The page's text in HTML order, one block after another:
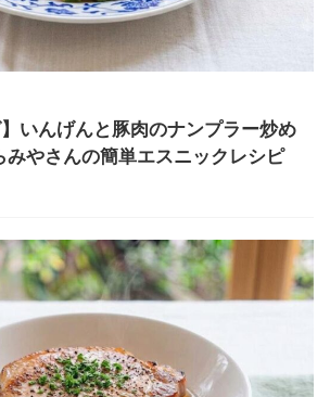
】いんげんと豚肉のナンプラー炒め
みやさんの簡単エスニックレシピ